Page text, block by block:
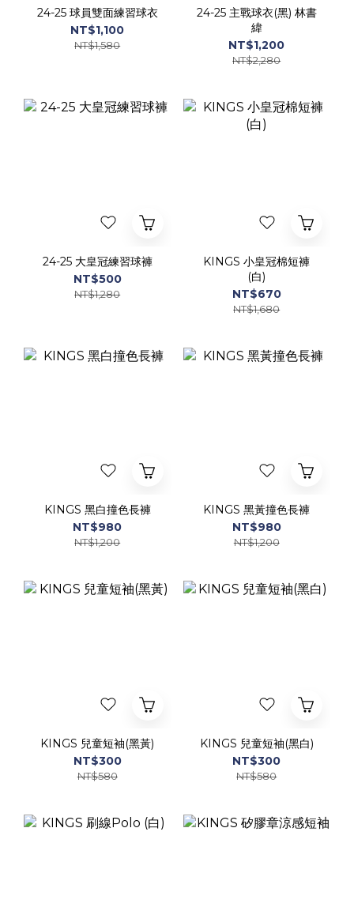
24-25 球員雙面練習球衣
NT$1,100
NT$1,580
24-25 主戰球衣(黑) 林書
緯
NT$1,200
NT$2,280
24-25 大皇冠練習球褲
NT$500
NT$1,280
KINGS 小皇冠棉短褲
(白)
NT$670
NT$1,680
KINGS 黑白撞色長褲
NT$980
NT$1,200
KINGS 黑黃撞色長褲
NT$980
NT$1,200
KINGS 兒童短袖(黑黃)
NT$300
NT$580
KINGS 兒童短袖(黑白)
NT$300
NT$580